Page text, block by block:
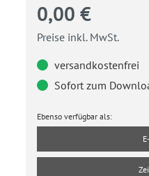
0,00 €
Preise inkl. MwSt.
versandkostenfrei
Sofort zum
Ebenso verfügbar als: